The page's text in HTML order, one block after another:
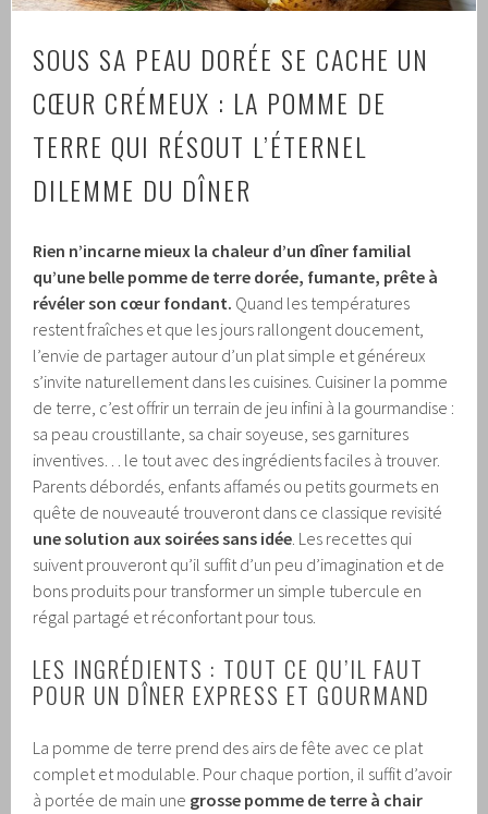
SOUS SA PEAU DORÉE SE CACHE UN
CŒUR CRÉMEUX : LA POMME DE
TERRE QUI RÉSOUT L’ÉTERNEL
DILEMME DU DÎNER
Rien n’incarne mieux la chaleur d’un dîner familial
qu’une belle pomme de terre dorée, fumante, prête à
révéler son cœur fondant. Quand les températures
restent fraîches et que les jours rallongent doucement,
l’envie de partager autour d’un plat simple et généreux
s’invite naturellement dans les cuisines. Cuisiner la pomme
de terre, c’est offrir un terrain de jeu infini à la gourmandise :
sa peau croustillante, sa chair soyeuse, ses garnitures
inventives… le tout avec des ingrédients faciles à trouver.
Parents débordés, enfants affamés ou petits gourmets en
quête de nouveauté trouveront dans ce classique revisité
une solution aux soirées sans idée. Les recettes qui
suivent prouveront qu’il suffit d’un peu d’imagination et de
bons produits pour transformer un simple tubercule en
régal partagé et réconfortant pour tous.
LES INGRÉDIENTS : TOUT CE QU’IL FAUT
POUR UN DÎNER EXPRESS ET GOURMAND
La pomme de terre prend des airs de fête avec ce plat
complet et modulable. Pour chaque portion, il suffit d’avoir
à portée de main une grosse pomme de terre à chair